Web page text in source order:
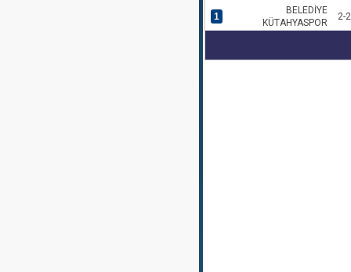
1
BELEDİYE
KÜTAHYASPOR
2-2